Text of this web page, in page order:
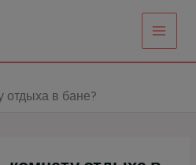
отдыха в бане?